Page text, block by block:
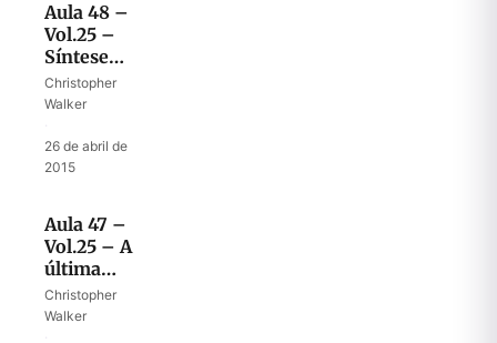
Aula 48 –
Vol.25 –
Síntese
final da
missão de
Eliseu
Christopher
Walker
26 de abril de
2015
Aula 47 –
Vol.25 – A
última
missão de
Eliseu
Christopher
Walker